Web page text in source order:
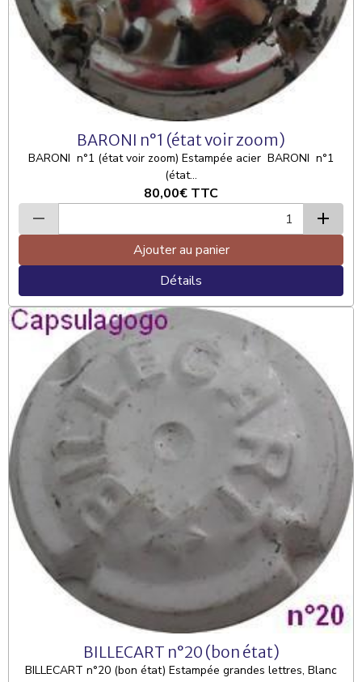
BARONI n°1 (état voir zoom)
BARONI n°1 (état voir zoom) Estampée acier BARONI n°1
(état...
80,00€ TTC
Ajouter au panier
Détails
BILLECART n°20 (bon état)
BILLECART n°20 (bon état) Estampée grandes lettres, Blanc